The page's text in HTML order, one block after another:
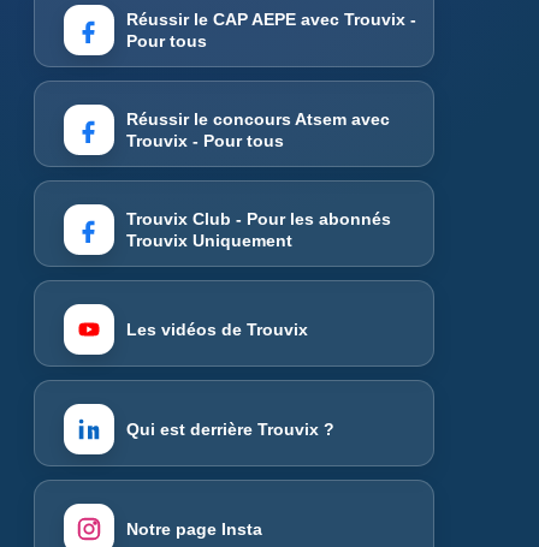
Réussir le CAP AEPE avec Trouvix -
Pour tous
Réussir le concours Atsem avec
Trouvix - Pour tous
Trouvix Club - Pour les abonnés
Trouvix Uniquement
Les vidéos de Trouvix
Qui est derrière Trouvix ?
Notre page Insta